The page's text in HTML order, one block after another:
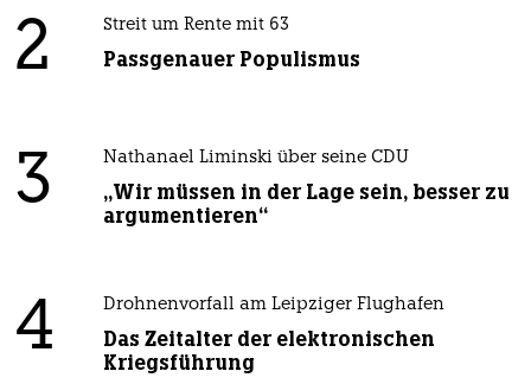
2 Streit um Rente mit 63
Passgenauer Populismus
3 Nathanael Liminski über seine CDU
„Wir müssen in der Lage sein, besser zu
argumentieren“
4 Drohnenvorfall am Leipziger Flughafen
Das Zeitalter der elektronischen
Kriegsführung